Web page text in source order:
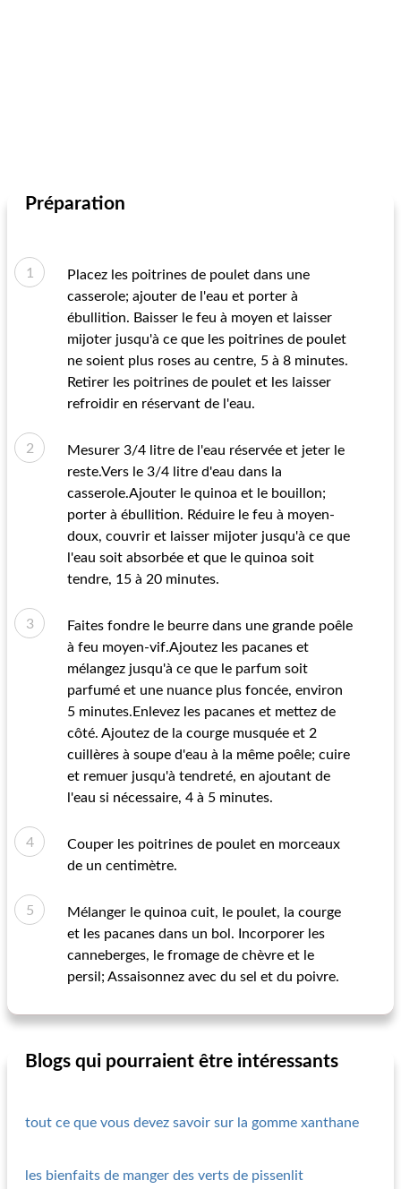
Préparation
Placez les poitrines de poulet dans une
casserole; ajouter de l'eau et porter à
ébullition. Baisser le feu à moyen et laisser
mijoter jusqu'à ce que les poitrines de poulet
ne soient plus roses au centre, 5 à 8 minutes.
Retirer les poitrines de poulet et les laisser
refroidir en réservant de l'eau.
Mesurer 3/4 litre de l'eau réservée et jeter le
reste.Vers le 3/4 litre d'eau dans la
casserole.Ajouter le quinoa et le bouillon;
porter à ébullition. Réduire le feu à moyen-
doux, couvrir et laisser mijoter jusqu'à ce que
l'eau soit absorbée et que le quinoa soit
tendre, 15 à 20 minutes.
Faites fondre le beurre dans une grande poêle
à feu moyen-vif.Ajoutez les pacanes et
mélangez jusqu'à ce que le parfum soit
parfumé et une nuance plus foncée, environ
5 minutes.Enlevez les pacanes et mettez de
côté. Ajoutez de la courge musquée et 2
cuillères à soupe d'eau à la même poêle; cuire
et remuer jusqu'à tendreté, en ajoutant de
l'eau si nécessaire, 4 à 5 minutes.
Couper les poitrines de poulet en morceaux
de un centimètre.
Mélanger le quinoa cuit, le poulet, la courge
et les pacanes dans un bol. Incorporer les
canneberges, le fromage de chèvre et le
persil; Assaisonnez avec du sel et du poivre.
Blogs qui pourraient être intéressants
tout ce que vous devez savoir sur la gomme xanthane
les bienfaits de manger des verts de pissenlit